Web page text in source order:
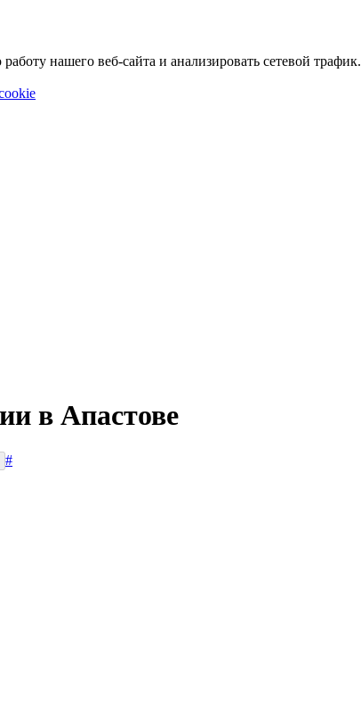
нашего веб-сайта и анализировать сетевой трафик.
в Апастове
#